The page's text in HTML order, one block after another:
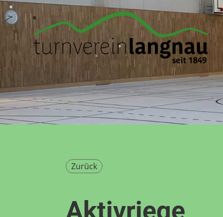
Zurück
Aktivriege